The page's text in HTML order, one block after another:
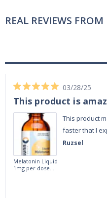
REAL REVIEWS
Ruzsel
03/28/25
This product is
This product
faster that I
Melatonin Liquid
1mg per dose.